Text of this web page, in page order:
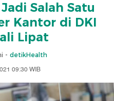
Salah Satu
Kantor di DKI
Lipat
- detikHealth
09:30 WIB